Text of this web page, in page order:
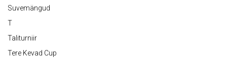
Suvemängud
T
Taliturniir
Tere Kevad Cup